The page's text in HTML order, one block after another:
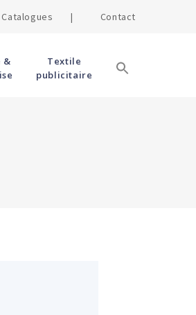
Catalogues | Contact
&
Textile
publicitaire